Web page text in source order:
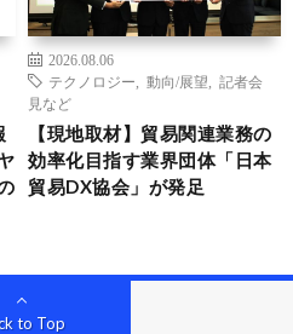
2026.08.06
テクノロジー
動向/展望
記者会
見など
【現地取材】貿易関連業務の
効率化目指す業界団体「日本
貿易DX協会」が発足
to Top